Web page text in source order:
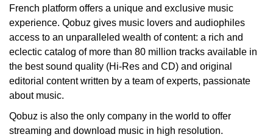
French platform offers a unique and exclusive music
experience. Qobuz gives music lovers and audiophiles
access to an unparalleled wealth of content: a rich and
eclectic catalog of more than 80 million tracks available in
the best sound quality (Hi-Res and CD) and original
editorial content written by a team of experts, passionate
about music.
Qobuz is also the only company in the world to offer
streaming and download music in high resolution.